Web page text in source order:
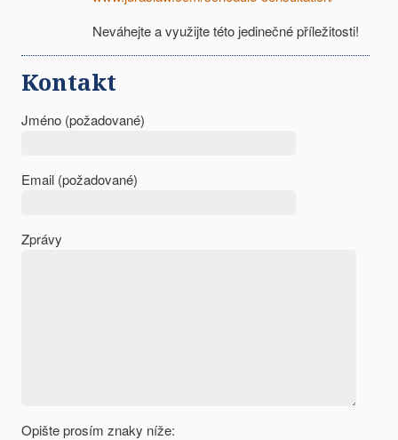
Neváhejte a využijte této jedinečné příležitosti!
Kontakt
Jméno (požadované)
Email (požadované)
Zprávy
Opište prosím znaky níže: